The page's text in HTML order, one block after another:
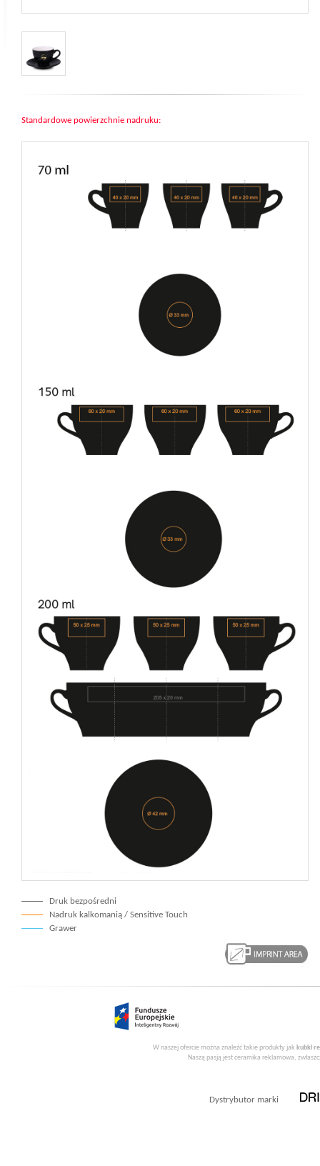
Standardowe powierzchnie nadruku:
Druk bezpośredni
Nadruk kalkomanią / Sensitive Touch
Grawer
W naszej ofercie można znaleźć takie produkty jak kubki
Naszą pasją jest ceramika reklamowa,
Dystrybutor marki